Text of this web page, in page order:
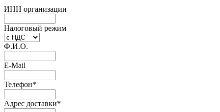
ИНН организации
Налоговый режим
Ф.И.О.
E-Mail
Телефон*
Адрес доставки*